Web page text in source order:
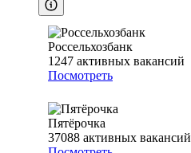
Россельхозбанк
1247 активных вакансий
Посмотреть
Пятёрочка
37088 активных вакансий